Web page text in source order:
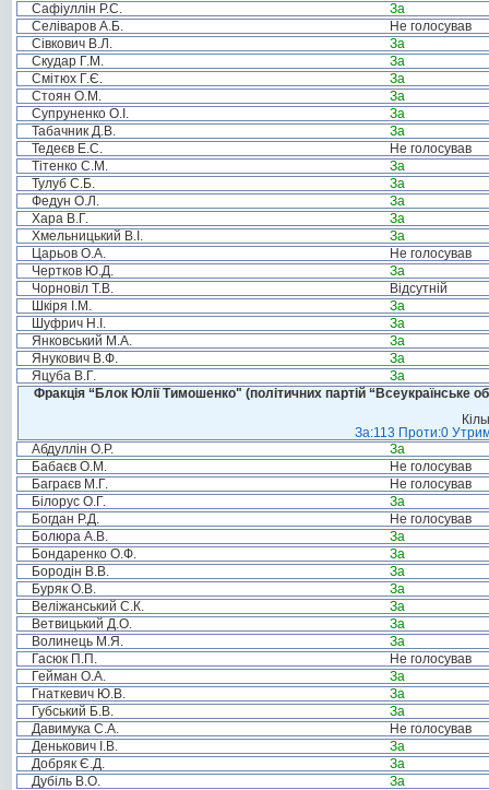
Сафіуллін Р.С.
За
Селіваров А.Б.
Не голосував
Сівкович В.Л.
За
Скудар Г.М.
За
Смітюх Г.Є.
За
Стоян О.М.
За
Супруненко О.І.
За
Табачник Д.В.
За
Тедеєв Е.С.
Не голосував
Тітенко С.М.
За
Тулуб С.Б.
За
Федун О.Л.
За
Хара В.Г.
За
Хмельницький В.І.
За
Царьов О.А.
Не голосував
Чертков Ю.Д.
За
Чорновіл Т.В.
Відсутній
Шкіря І.М.
За
Шуфрич Н.І.
За
Янковський М.А.
За
Янукович В.Ф.
За
Яцуба В.Г.
За
Фракція “Блок Юлії Тимошенко" (політичних партій “Всеукраїнське
За:113 Проти:0
Абдуллін О.Р.
За
Бабаєв О.М.
Не голосував
Баграєв М.Г.
Не голосував
Білорус О.Г.
За
Богдан Р.Д.
Не голосував
Болюра А.В.
За
Бондаренко О.Ф.
За
Бородін В.В.
За
Буряк О.В.
За
Веліжанський С.К.
За
Ветвицький Д.О.
За
Волинець М.Я.
За
Гасюк П.П.
Не голосував
Гейман О.А.
За
Гнаткевич Ю.В.
За
Губський Б.В.
За
Давимука С.А.
Не голосував
Денькович І.В.
За
Добряк Є.Д.
За
Дубіль В.О.
За